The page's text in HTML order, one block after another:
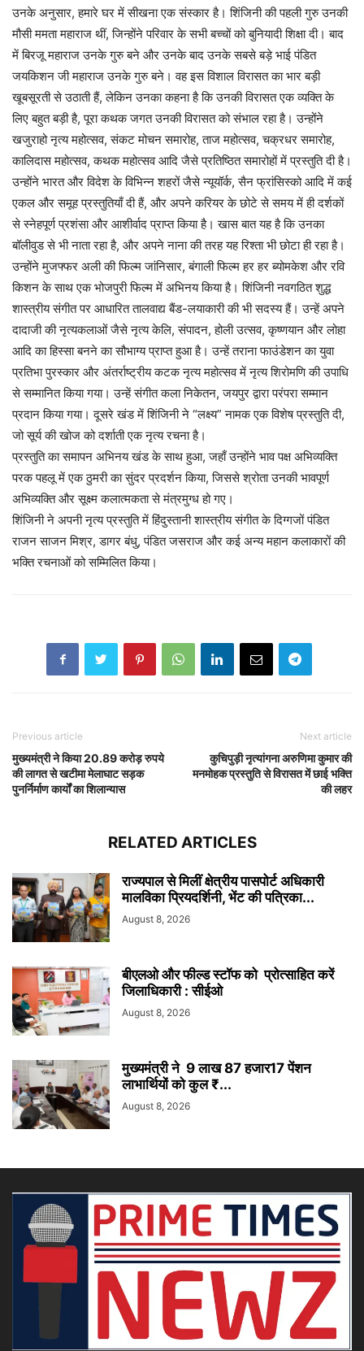
उनके अनुसार, हमारे घर में सीखना एक संस्कार है। शिंजिनी की पहली गुरु उनकी
मौसी ममता महाराज थीं, जिन्होंने परिवार के सभी बच्चों को बुनियादी शिक्षा दी। बाद
में बिरजू महाराज उनके गुरु बने और उनके बाद उनके सबसे बड़े भाई पंडित
जयकिशन जी महाराज उनके गुरु बने। वह इस विशाल विरासत का भार बड़ी
खूबसूरती से उठाती हैं, लेकिन उनका कहना है कि उनकी विरासत एक व्यक्ति के
लिए बहुत बड़ी है, पूरा कथक जगत उनकी विरासत को संभाल रहा है। उन्होंने
खजुराहो नृत्य महोत्सव, संकट मोचन समारोह, ताज महोत्सव, चक्रधर समारोह,
कालिदास महोत्सव, कथक महोत्सव आदि जैसे प्रतिष्ठित समारोहों में प्रस्तुति दी है।
उन्होंने भारत और विदेश के विभिन्न शहरों जैसे न्यूयॉर्क, सैन फ्रांसिस्को आदि में कई
एकल और समूह प्रस्तुतियाँ दी हैं, और अपने करियर के छोटे से समय में ही दर्शकों
से स्नेहपूर्ण प्रशंसा और आशीर्वाद प्राप्त किया है। खास बात यह है कि उनका
बॉलीवुड से भी नाता रहा है, और अपने नाना की तरह यह रिश्ता भी छोटा ही रहा है।
उन्होंने मुजफ्फर अली की फिल्म जांनिसार, बंगाली फिल्म हर हर ब्योमकेश और रवि
किशन के साथ एक भोजपुरी फिल्म में अभिनय किया है। शिंजिनी नवगठित शुद्ध
शास्त्रीय संगीत पर आधारित तालवाद्य बैंड-लयाकारी की भी सदस्य हैं। उन्हें अपने
दादाजी की नृत्यकलाओं जैसे नृत्य केलि, संपादन, होली उत्सव, कृष्णयान और लोहा
आदि का हिस्सा बनने का सौभाग्य प्राप्त हुआ है। उन्हें तराना फाउंडेशन का युवा
प्रतिभा पुरस्कार और अंतर्राष्ट्रीय कटक नृत्य महोत्सव में नृत्य शिरोमणि की उपाधि
से सम्मानित किया गया। उन्हें संगीत कला निकेतन, जयपुर द्वारा परंपरा सम्मान
प्रदान किया गया। दूसरे खंड में शिंजिनी ने “लक्ष्य” नामक एक विशेष प्रस्तुति दी,
जो सूर्य की खोज को दर्शाती एक नृत्य रचना है।
प्रस्तुति का समापन अभिनय खंड के साथ हुआ, जहाँ उन्होंने भाव पक्ष अभिव्यक्ति
परक पहलू में एक ठुमरी का सुंदर प्रदर्शन किया, जिससे श्रोता उनकी भावपूर्ण
अभिव्यक्ति और सूक्ष्म कलात्मकता से मंत्रमुग्ध हो गए।
शिंजिनी ने अपनी नृत्य प्रस्तुति में हिंदुस्तानी शास्त्रीय संगीत के दिग्गजों पंडित
राजन साजन मिश्र, डागर बंधु, पंडित जसराज और कई अन्य महान कलाकारों की
भक्ति रचनाओं को सम्मिलित किया।
Previous article
मुख्यमंत्री ने किया 20.89 करोड़ रुपये
की लागत से खटीमा मेलाघाट सड़क
पुनर्निर्माण कार्यों का शिलान्यास
Next article
कुचिपुड़ी नृत्यांगना अरुणिमा कुमार की
मनमोहक प्रस्तुति से विरासत में छाई भक्ति
की लहर
RELATED ARTICLES
राज्यपाल से मिलीं क्षेत्रीय पासपोर्ट अधिकारी
मालविका प्रियदर्शिनी, भेंट की पत्रिका...
August 8, 2026
बीएलओ और फील्ड स्टॉफ को प्रोत्साहित करें
जिलाधिकारी : सीईओ
August 8, 2026
मुख्यमंत्री ने 9 लाख 87 हजार17 पेंशन
लाभार्थियों को कुल ₹...
August 8, 2026